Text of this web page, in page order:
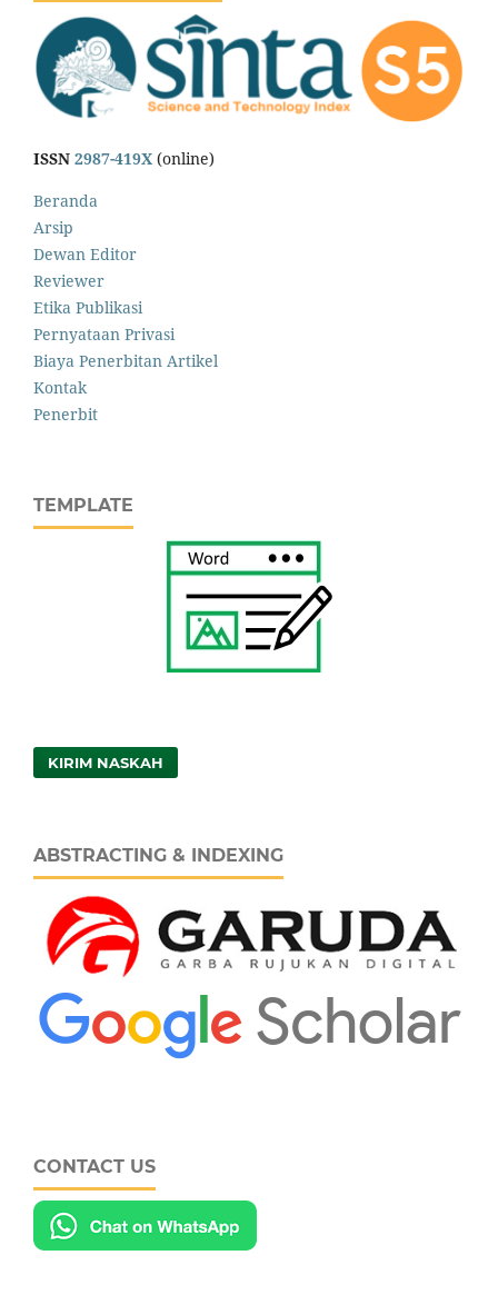
ISSN 2987-419X (online)
Beranda
Arsip
Dewan Editor
Reviewer
Etika Publikasi
Pernyataan Privasi
Biaya Penerbitan Artikel
Kontak
Penerbit
TEMPLATE
KIRIM NASKAH
ABSTRACTING & INDEXING
CONTACT US